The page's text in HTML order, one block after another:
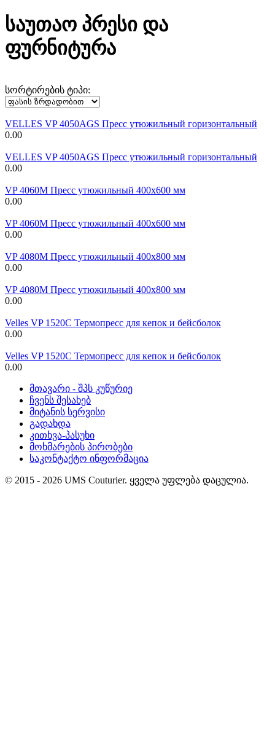
საუთაო პრესი და
ფურნიტურა
სორტირების ტიპი:
VELLES VP 4050AGS Пресс утюжильный горизонтальный
0.00
VELLES VP 4050AGS Пресс утюжильный горизонтальный
0.00
VP 4060M Пресс утюжильный 400х600 мм
0.00
VP 4060M Пресс утюжильный 400х600 мм
0.00
VP 4080M Пресс утюжильный 400х800 мм
0.00
VP 4080M Пресс утюжильный 400х800 мм
0.00
Velles VP 1520C Термопресс для кепок и бейсболок
0.00
Velles VP 1520C Термопресс для кепок и бейсболок
0.00
მთავარი - შპს კუწურიე
ჩვენს შესახებ
მიტანის სერვისი
გადახდა
კითხვა-პასუხი
მოხმარების პირობები
საკონტაქტო ინფორმაცია
© 2015 ‐ 2026 UMS Couturier. ყველა უფლება დაცულია.